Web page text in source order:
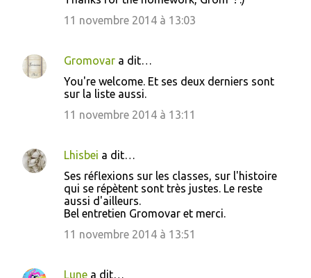
11 novembre 2014 à 13:03
Gromovar a dit…
You're welcome. Et ses deux derniers sont
sur la liste aussi.
11 novembre 2014 à 13:11
Lhisbei a dit…
Ses réflexions sur les classes, sur l'histoire
qui se répètent sont très justes. Le reste
aussi d'ailleurs.
Bel entretien Gromovar et merci.
11 novembre 2014 à 13:51
Lune a dit…